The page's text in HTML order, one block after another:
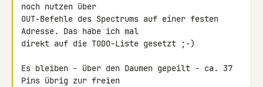
noch nutzen über
OUT-Befehle des Spectrums auf einer festen
Adresse. Das habe ich mal
direkt auf die TODO-Liste gesetzt ;-)
Es bleiben - über den Daumen gepeilt - ca. 37
Pins übrig zur freien